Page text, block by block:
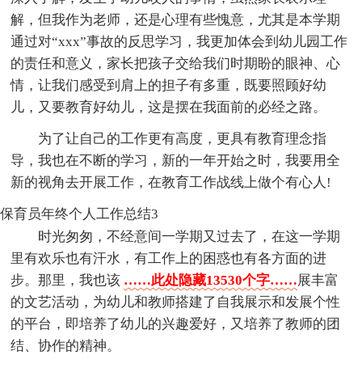
解，但我作为老师，还是心理有些愧意，尤其是本学期
通过对“xxx”事故的反思学习，我更加体会到幼儿园工作
的责任和意义，家长把孩子交给我们时期盼的眼神、心
情，让我们感受到肩上的担子有多重，既要照顾好幼
儿，又要教育好幼儿，这是摆在我面前的必经之路。
为了让自己的工作更有高度，更具有教育理念指
导，我也在不断的学习，新的一年开始之时，我要用全
新的视角去开展工作，在教育工作战线上做个有心人!
保育员年终个人工作总结3
时光匆匆，不经意间一学期又过去了，在这一学期
里有欢乐也有汗水，有工作上的困惑也有各方面的进
步。那里，我也该 ……此处隐藏13530个字……展丰富
的文艺活动，为幼儿和教师搭建了自我展示和发展个性
的平台，即培养了幼儿的兴趣爱好，又培养了教师的团
结、协作的精神。